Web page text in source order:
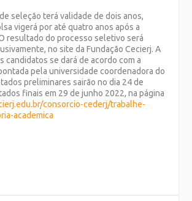
seleção terá validade de dois anos,
vigerá por até quatro anos após a
resultado do processo seletivo será
no site da Fundação Cecierj. A
candidatos se dará de acordo com a
pela universidade coordenadora do
preliminares sairão no dia 24 de
finais em 29 de junho 2022, na página
consorcio-cederj/trabalhe-
academica